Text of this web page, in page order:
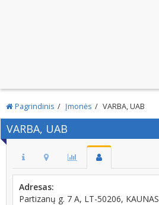
Pagrindinis Įmonės VARBA, UAB
VARBA, UAB
Adresas:
Partizanų g. 7 A, LT-50206, KAUNAS